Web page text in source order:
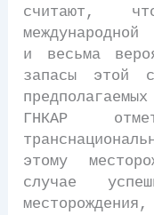
считают,
международной
и весьма
запасы этой
ГНКАР
этому
случае